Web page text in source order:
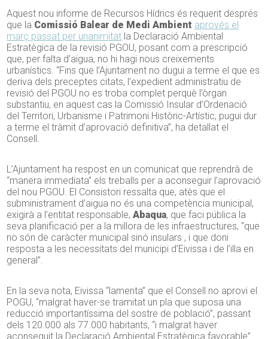
Aquest nou informe de Recursos Hídrics és requerit després
que la Comissió Balear de Medi Ambient aprovés el
març passat per unanimitat la Declaració Ambiental
Estratègica de la revisió PGOU, posant com a prescripció
que, per falta d’aigua, no hi hagi nous creixements
urbanístics. “Fins que l’Ajuntament no dugui a terme el que es
deriva dels preceptes citats, l’expedient administratiu de
revisió del PGOU no es troba complet perquè l’òrgan
substantiu, en aquest cas la Comissió Insular d’Ordenació
del Territori, Urbanisme i Patrimoni Històric-Artístic, pugui dur
a terme el tràmit d’aprovació definitiva”, ha detallat el
Consell.
L’Ajuntament ha respost en un comunicat que reprendrà de
“manera immediata” els treballs per a aconseguir l’aprovació
del nou PGOU. El Consistori ressalta que, atès que el
subministrament d’aigua no és una competència municipal,
exigirà a l’entitat responsable,Abaqua, que faci pública la
seva planificació per a la millora de les infraestructures, “que
no són de caràcter municipal sinó insulars , i que doni
resposta a les necessitats del municipi d’Eivissa i de l’illa en
general”.
En la seva nota, Eivissa “lamenta” que el Consell no aprovi el
POGU, “malgrat haver-se tramitat un pla que suposa una
reducció importantíssima del sostre de població”, passant
dels 120.000 als 77.000 habitants, “i malgrat haver
aconseguit la Declaració Ambiental Estratègica favorable”.